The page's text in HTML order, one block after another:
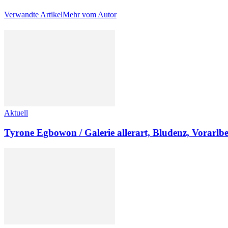
Verwandte ArtikelMehr vom Autor
Aktuell
Tyrone Egbowon / Galerie allerart, Bludenz,